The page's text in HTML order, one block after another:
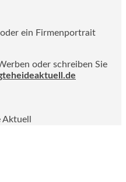
ein Firmenportrait
oder schreiben Sie